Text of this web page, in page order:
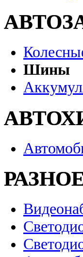
Шины